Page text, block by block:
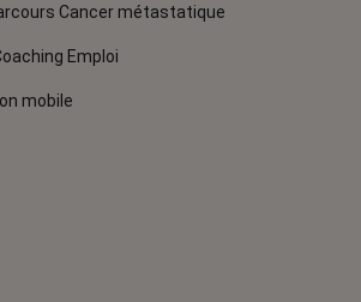
Cancer métastatique
Emploi
mobile